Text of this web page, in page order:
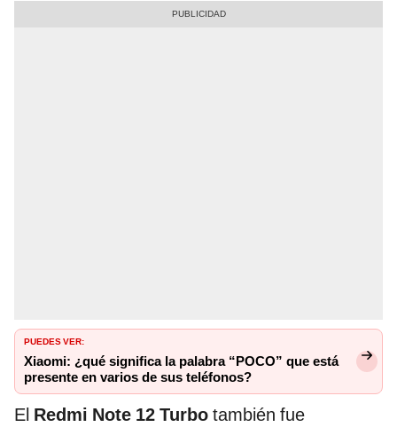
PUEDES VER:
Xiaomi: ¿qué significa la palabra “POCO” que está
presente en varios de sus teléfonos?
El Redmi Note 12 Turbo también fue